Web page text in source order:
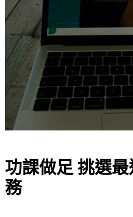
功課做足 挑選
務